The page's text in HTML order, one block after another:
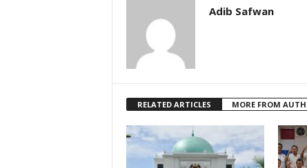
Adib Safwan
RELATED ARTICLES MORE FROM